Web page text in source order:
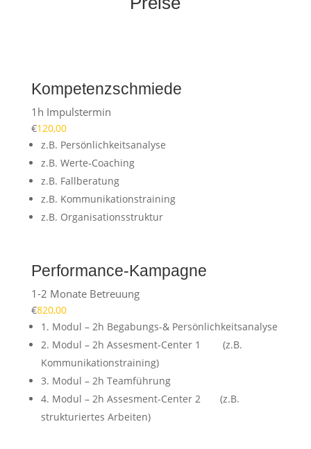
Kompetenzschmiede
1h Impulstermin
€120,00
z.B. Persönlichkeitsanalyse
z.B. Werte-Coaching
z.B. Fallberatung
z.B. Kommunikationstraining
z.B. Organisationsstruktur
Performance-Kampagne
1-2 Monate Betreuung
€820,00
1. Modul – 2h Begabungs-& Persönlichkeitsanalyse
2. Modul – 2h Assesment-Center 1 (z.B.
Kommunikationstraining)
3. Modul – 2h Teamführung
4. Modul – 2h Assesment-Center 2 (z.B.
strukturiertes Arbeiten)